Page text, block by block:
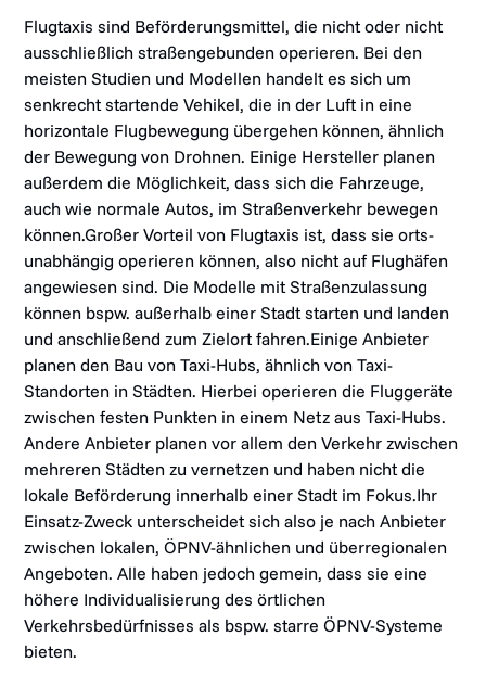
Flugtaxis sind Beförderungsmittel, die nicht oder nicht
ausschließlich straßengebunden operieren. Bei den
meisten Studien und Modellen handelt es sich um
senkrecht startende Vehikel, die in der Luft in eine
horizontale Flugbewegung übergehen können, ähnlich
der Bewegung von Drohnen. Einige Hersteller planen
außerdem die Möglichkeit, dass sich die Fahrzeuge,
auch wie normale Autos, im Straßenverkehr bewegen
können.Großer Vorteil von Flugtaxis ist, dass sie orts-
unabhängig operieren können, also nicht auf Flughäfen
angewiesen sind. Die Modelle mit Straßenzulassung
können bspw. außerhalb einer Stadt starten und landen
und anschließend zum Zielort fahren.Einige Anbieter
planen den Bau von Taxi-Hubs, ähnlich von Taxi-
Standorten in Städten. Hierbei operieren die Fluggeräte
zwischen festen Punkten in einem Netz aus Taxi-Hubs.
Andere Anbieter planen vor allem den Verkehr zwischen
mehreren Städten zu vernetzen und haben nicht die
lokale Beförderung innerhalb einer Stadt im Fokus.Ihr
Einsatz-Zweck unterscheidet sich also je nach Anbieter
zwischen lokalen, ÖPNV-ähnlichen und überregionalen
Angeboten. Alle haben jedoch gemein, dass sie eine
höhere Individualisierung des örtlichen
Verkehrsbedürfnisses als bspw. starre ÖPNV-Systeme
bieten.